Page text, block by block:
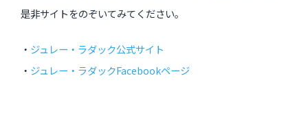
是非サイトをのぞいてみてください。
・ ジュレー・ラダック公式サイト
・ ジュレー・ラダックFacebookページ